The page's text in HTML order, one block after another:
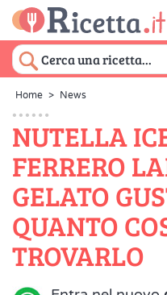
Home > News
NUTELLA
FERRERO
GELATO
QUANTO
TROVARLO